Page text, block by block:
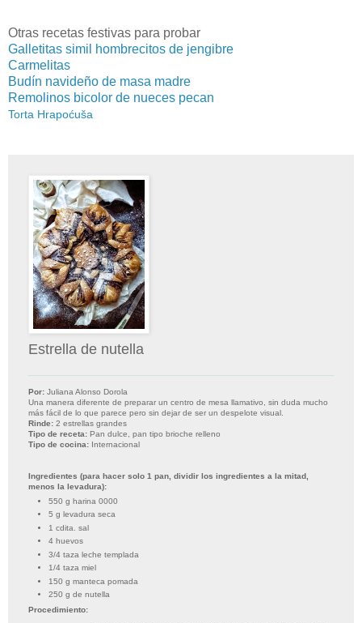
Otras recetas festivas para probar
Galletitas simil hombrecitos de jengibre
Carmelitas
Budín navideño de masa madre
Remolinos bicolor de nueces pecan
Torta Hrapoćuša
Estrella de nutella
Por: Juliana Alonso Dorola
Una manera diferente de preparar un centro de mesa llamativo, sin duda mucho
más fácil de lo que parece pero sin dejar de ser un despelote visual.
Rinde: 2 estrellas grandes
Tipo de receta: Pan dulce, pan tipo brioche relleno
Tipo de cocina: Internacional
Ingredientes (para hacer solo 1 pan, dividir los ingredientes a la mitad,
menos la levadura):
550 g harina 0000
5 g levadura seca
1 cdita. sal
4 huevos
3/4 taza leche templada
1/4 taza miel
150 g manteca pomada
250 g de nutella
Procedimiento: